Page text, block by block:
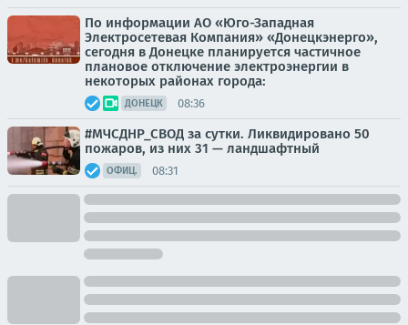
По информации АО «Юго-Западная
Электросетевая Компания» «Донецкэнерго»,
сегодня в Донецке планируется частичное
плановое отключение электроэнергии в
некоторых районах города:
ДОНЕЦК 08:36
#МЧСДНР_СВОД за сутки. Ликвидировано 50
пожаров, из них 31 — ландшафтный
ОФИЦ. 08:31